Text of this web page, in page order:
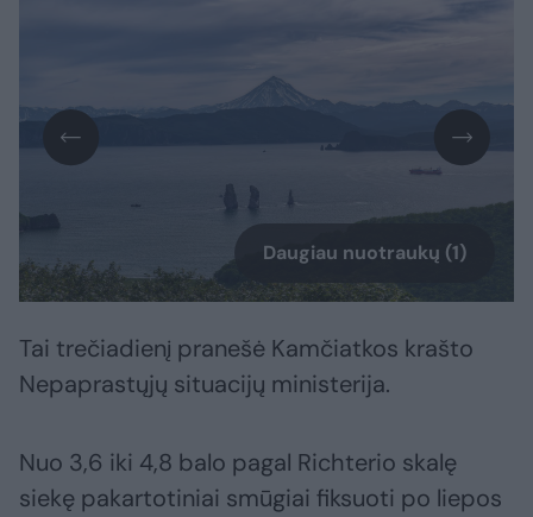
Daugiau nuotraukų (1)
Tai trečiadienį pranešė Kamčiatkos krašto
Nepaprastųjų situacijų ministerija.
Nuo 3,6 iki 4,8 balo pagal Richterio skalę
siekę pakartotiniai smūgiai fiksuoti po liepos